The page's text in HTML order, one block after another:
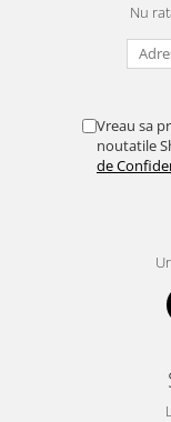
Nu
Vreau sa
noutatile
de